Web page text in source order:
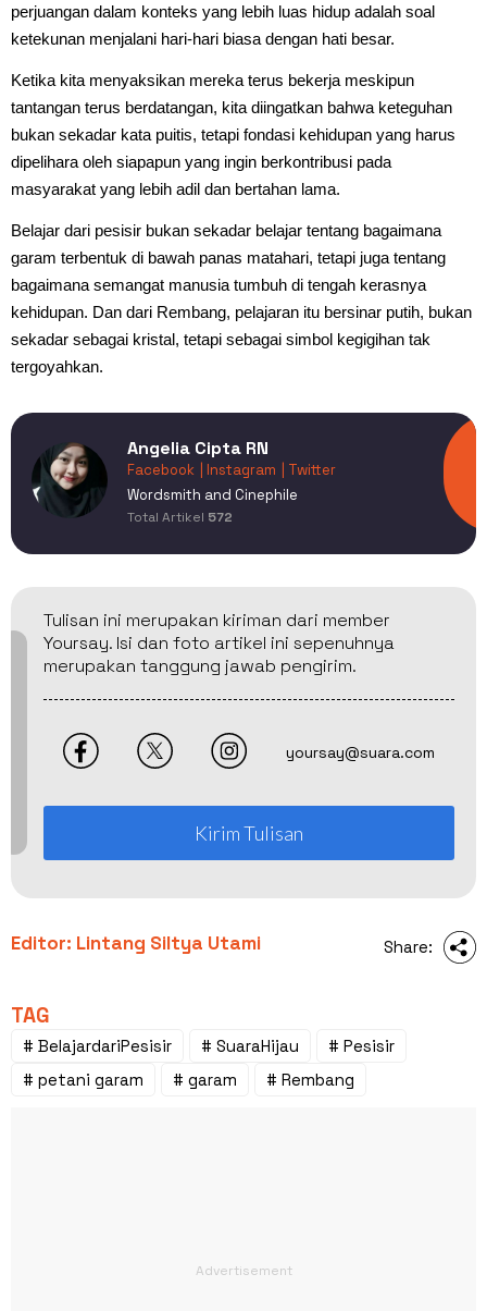
perjuangan dalam konteks yang lebih luas hidup adalah soal
ketekunan menjalani hari-hari biasa dengan hati besar.
Ketika kita menyaksikan mereka terus bekerja meskipun
tantangan terus berdatangan, kita diingatkan bahwa keteguhan
bukan sekadar kata puitis, tetapi fondasi kehidupan yang harus
dipelihara oleh siapapun yang ingin berkontribusi pada
masyarakat yang lebih adil dan bertahan lama.
Belajar dari pesisir bukan sekadar belajar tentang bagaimana
garam terbentuk di bawah panas matahari, tetapi juga tentang
bagaimana semangat manusia tumbuh di tengah kerasnya
kehidupan. Dan dari Rembang, pelajaran itu bersinar putih, bukan
sekadar sebagai kristal, tetapi sebagai simbol kegigihan tak
tergoyahkan.
Angelia Cipta RN
Facebook | Instagram
| Twitter
Wordsmith and Cinephile
Total Artikel 572
Tulisan ini merupakan kiriman dari member
Yoursay. Isi dan foto artikel ini sepenuhnya
merupakan tanggung jawab pengirim.
yoursay@suara.com
Kirim Tulisan
Editor: Lintang Siltya Utami Share:
TAG
# BelajardariPesisir # SuaraHijau
# Pesisir
# petani garam
# garam # Rembang